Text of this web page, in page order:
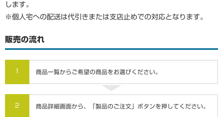
します。
※個人宅への配送は代引きまたは支店止めでの対応となります。
販売の流れ
1 商品一覧からご希望の商品をお選びください。
2 商品詳細画面から、「製品のご注文」ボタンを押してください。